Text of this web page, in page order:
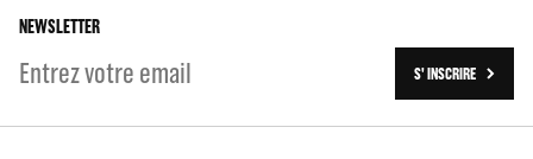
NEWSLETTER
S' INSCRIRE